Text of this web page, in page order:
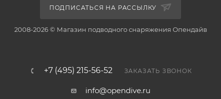
ПОДПИСАТЬСЯ НА РАССЫЛКУ
2008-2026 © Магазин подводного снаряжения Опендайв
+7 (495) 215-56-52 ЗАКАЗАТЬ ЗВОНОК
info@opendive.ru